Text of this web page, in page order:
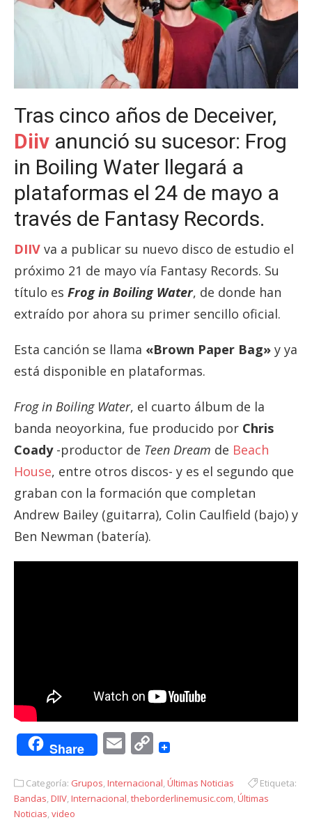
Tras cinco años de Deceiver,
Diiv anunció su sucesor: Frog
in Boiling Water llegará a
plataformas el 24 de mayo a
través de Fantasy Records.
DIIV va a publicar su nuevo disco de estudio el
próximo 21 de mayo vía Fantasy Records. Su
título es Frog in Boiling Water, de donde han
extraído por ahora su primer sencillo oficial.
Esta canción se llama «Brown Paper Bag» y ya
está disponible en plataformas.
Frog in Boiling Water, el cuarto álbum de la
banda neoyorkina, fue producido por Chris
Coady-productor de Teen Dream de Beach
House, entre otros discos- y es el segundo que
graban con la formación que completan
Andrew Bailey (guitarra), Colin Caulfield (bajo) y
Ben Newman (batería).
Share EmailCopy
Categoría: Grupos,Internacional,Últimas Noticias
Etiqueta:
Bandas,DIIV,Internacional,theborderlinemusic.com,Últimas
Noticias,video